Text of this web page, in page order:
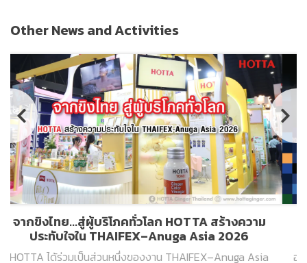
Other News and Activities
ฮอทต้า น้ำขิงคุณภาพ ครองใจมหาชน 4 ปีซ้อน
รางวัล 2026 Thailand’s Most Admired Brand
จากนิตยสาร BrandAge
ฮอทต้า ตอกย้ำความเป็นน้ำขิงคุณภาพที่มีความน่าเชื่อถือ ครอง